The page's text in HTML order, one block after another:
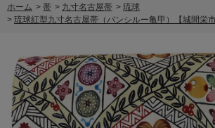
ホーム > 帯 > 九寸名古屋帯 > 琉球
> 琉球紅型九寸名古屋帯（バンシルー亀甲）【城間栄市